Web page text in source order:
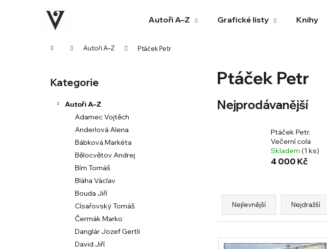
Autoři A–Z Grafické listy Knihy
Domů Autoři A–Z Ptáček Petr
Přeskočit
kategorie
Kategorie
Autoři A–Z
Adamec Vojtěch
Anderlová Alena
Bábková Markéta
Bělocvětov Andrej
Bím Tomáš
Bláha Václav
Bouda Jiří
Císařovský Tomáš
Čermák Marko
Danglár Jozef Gertli
David Jiří
Ptáček Petr
Nejprodávanější
Ptáček Petr,
Večerní cola
Skladem (1 ks)
4 000 Kč
Ř
z
Nejlevnější Nejdražší
V
Zpět
Zpět
Doporučujeme